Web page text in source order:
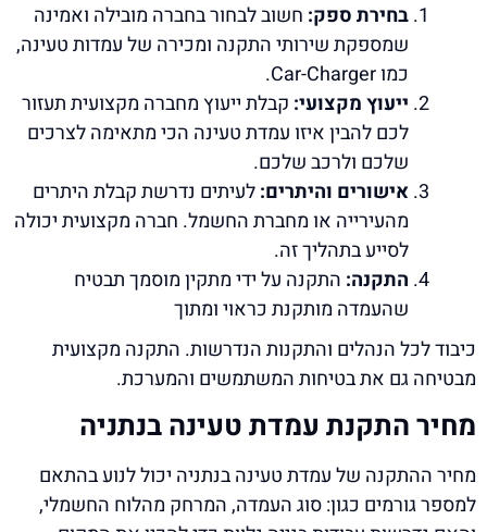
בחירת ספק: חשוב לבחור בחברה מובילה ואמינה
שמספקת שירותי התקנה ומכירה של עמדות טעינה,
כמו Car-Charger.
ייעוץ מקצועי: קבלת ייעוץ מחברה מקצועית תעזור
לכם להבין איזו עמדת טעינה הכי מתאימה לצרכים
שלכם ולרכב שלכם.
אישורים והיתרים:לעיתים נדרשת קבלת היתרים
מהעירייה או מחברת החשמל. חברה מקצועית יכולה
לסייע בתהליך זה.
התקנה: התקנה על ידי מתקין מוסמך תבטיח
שהעמדה מותקנת כראוי ומתוך
כיבוד לכל הנהלים והתקנות הנדרשות. התקנה מקצועית
מבטיחה גם את בטיחות המשתמשים והמערכת.
מחיר התקנת עמדת טעינה בנתניה
מחיר ההתקנה של עמדת טעינה בנתניה יכול לנוע בהתאם
למספר גורמים כגון: סוג העמדה, המרחק מהלוח החשמלי,